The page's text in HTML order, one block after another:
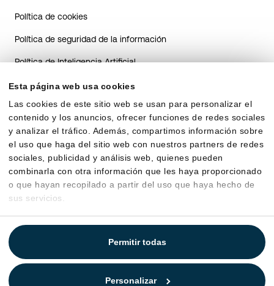
Esta página web usa cookies
Las cookies de este sitio web se usan para personalizar el
contenido y los anuncios, ofrecer funciones de redes sociales
y analizar el tráfico. Además, compartimos información sobre
el uso que haga del sitio web con nuestros partners de redes
sociales, publicidad y análisis web, quienes pueden
combinarla con otra información que les haya proporcionado
o que hayan recopilado a partir del uso que haya hecho de
sus servicios.
Permitir todas
Personalizar
Política de cookies
Política de seguridad de la información
Política de Inteligencia Artificial
Guía de transparencia del sistema de IA para candidatos
Guía de transparencia sobre el uso de IA en RRHH para
clientes
Acuerdo de encargo de tratamiento